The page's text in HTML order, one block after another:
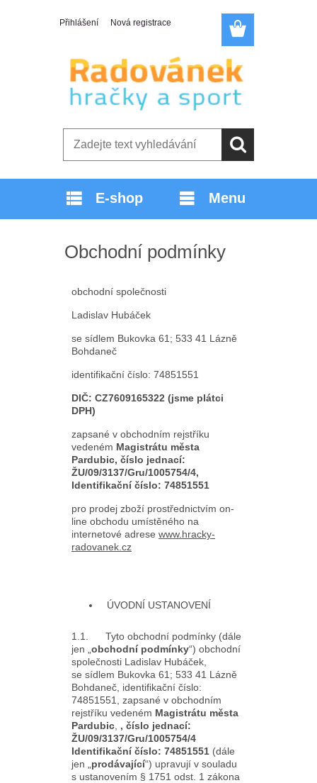
Přihlášení Nová registrace
E-shop Menu
Obchodní podmínky
obchodní společnosti
Ladislav Hubáček
se sídlem Bukovka 61; 533 41 Lázně
Bohdaneč
identifikační číslo: 74851551
DIČ: CZ7609165322 (jsme plátci
DPH)
zapsané v obchodním rejstříku
vedeném Magistrátu města
Pardubic, číslo jednací:
ŽU/09/3137/Gru/1005754/4,
Identifikační číslo: 74851551
pro prodej zboží prostřednictvím on-
line obchodu umístěného na
internetové adrese www.hracky-
radovanek.cz
ÚVODNÍ USTANOVENÍ
1.1. Tyto obchodní podmínky (dále
jen „ obchodní podmínky“) obchodní
společnosti Ladislav Hubáček,
se sídlem Bukovka 61; 533 41 Lázně
Bohdaneč, identifikační číslo:
74851551, zapsané v obchodním
rejstříku vedeném Magistrátu města
Pardubic , číslo jednací:
ŽU/09/3137/Gru/1005754/4
Identifikační číslo: 74851551 (dále
jen „ prodávající“) upravují v souladu
s ustanovením § 1751 odst. 1 zákona